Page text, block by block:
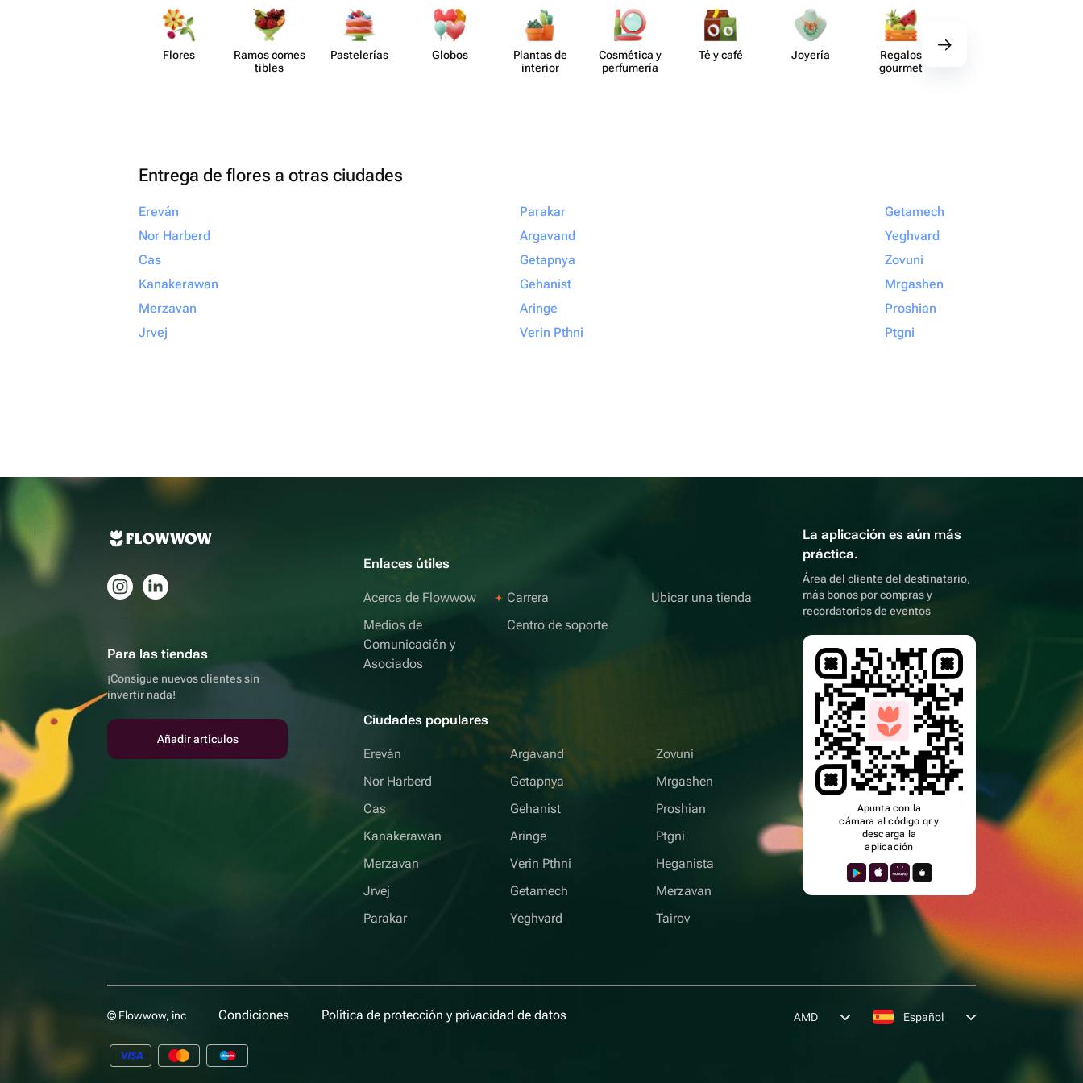
рекомендую! Если вы хотите подарить
своим близким не просто подарок, а
настоящие эмоции и быть уверенными,
что всё будет выполнено с любовью и
Flores
Ramos comes​
tibles
Paste​lerías Globos
Plantas de
interior
Cosmética y
perf​umería
Té y café Joyería
Regalos
gourmet
Entrega de flores a otras ciudades
Ereván
Nor Harberd
Cas
Kanakerawan
Merzavan
Jrvej
Parakar
Argavand
Getapnya
Gehanist
Aringe
Verin Pthni
Getamech
Yeghvard
Zovuni
Mrgashen
Proshian
Ptgni
Para las tiendas
¡Consigue nuevos clientes sin
invertir nada!
Añadir artículos
Enlaces útiles
Acerca de Flowwow
Medios de
Comunicación y
Asociados
Carrera
Centro de soporte
Ubicar una tienda
Ciudades populares
Ereván
Nor Harberd
Cas
Kanakerawan
Merzavan
Jrvej
Parakar
Argavand
Getapnya
Gehanist
Aringe
Verin Pthni
Getamech
Yeghvard
Zovuni
Mrgashen
Proshian
Ptgni
Heganista
Merzavan
Tairov
La aplicación es aún más
práctica.
Área del cliente del destinatario,
más bonos por compras y
recordatorios de eventos
Apunta con la
cámara al código qr y
descarga la
aplicación
© Flowwow, inc Condiciones Política de protección y privacidad de datos AMD Español